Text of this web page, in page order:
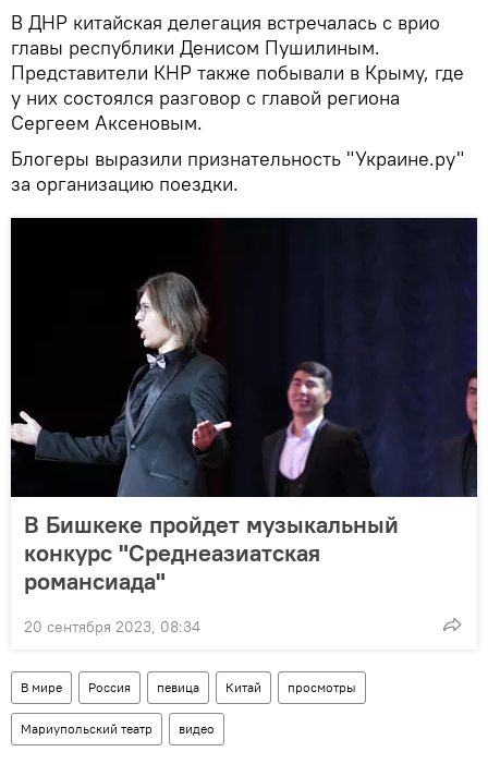
В ДНР китайская делегация встречалась с врио
главы республики Денисом Пушилиным.
Представители КНР также побывали в Крыму, где
у них состоялся разговор с главой региона
Сергеем Аксеновым.
Блогеры выразили признательность "Украине.ру"
за организацию поездки.
В Бишкеке пройдет музыкальный
конкурс "Среднеазиатская
романсиада"
20 сентября 2023, 08:34
В мире Россия певица Китай просмотры
Мариупольский театр видео